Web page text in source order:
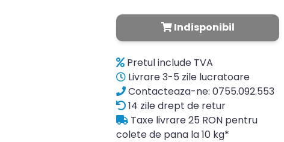
Indisponibil
Pretul include TVA
Livrare 3-5 zile lucratoare
Contacteaza-ne: 0755.092.553
14 zile drept de retur
Taxe livrare 25 RON pentru
colete de pana la 10 kg*